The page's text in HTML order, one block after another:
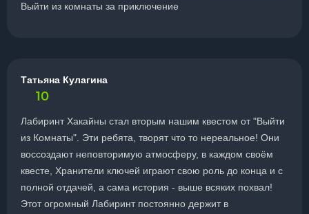
Выйти из комнаты за приключение
Татьяна Кулагина
10
Лабиринт Хакайны стал вторым нашим квестом от "Выйти
из Комнаты". Эти ребята, творят что то нереальное! Они
воссоздают неповторимую атмосферу, в каждом своём
квесте, Хранители ключей играют свою роль до конца и с
полной отдачей, а сама история - выше всяких похвал!
Этот огромный Лабиринт постоянно держит в